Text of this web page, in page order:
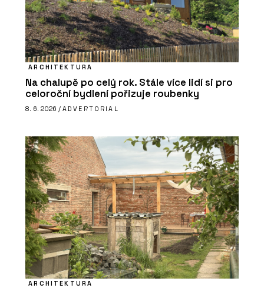
ARCHITEKTURA
Na chalupě po celý rok. Stále více lidí si pro
celoroční bydlení pořizuje roubenky
8. 6. 2026 / ADVERTORIAL
ARCHITEKTURA